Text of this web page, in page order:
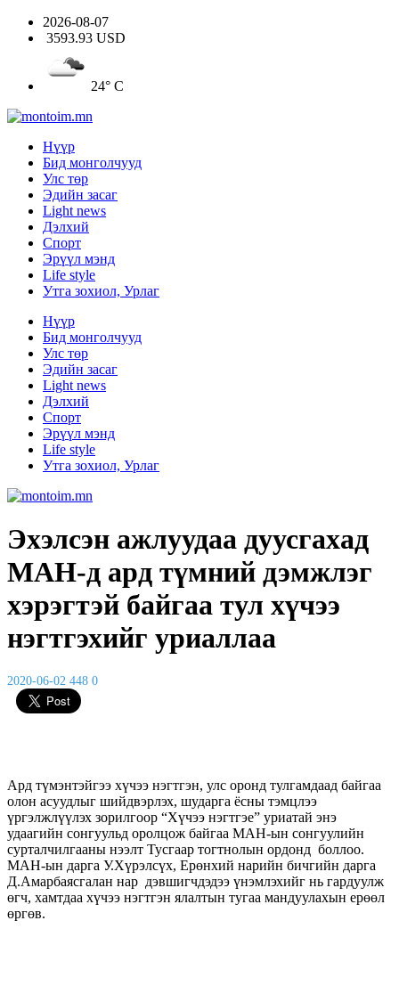
2026-08-07
3593.93 USD
24° C
Нүүр
Бид монголчууд
Улс төр
Эдийн засаг
Light news
Дэлхий
Спорт
Эрүүл мэнд
Life style
Утга зохиол, Урлаг
Нүүр
Бид монголчууд
Улс төр
Эдийн засаг
Light news
Дэлхий
Спорт
Эрүүл мэнд
Life style
Утга зохиол, Урлаг
Эхэлсэн ажлуудаа дуусгахад
МАН-д ард түмний дэмжлэг
хэрэгтэй байгаа тул хүчээ
нэгтгэхийг уриаллаа
2020-06-02 448 0
Ард түмэнтэйгээ хүчээ нэгтгэн, улс оронд тулгамдаад байгаа
олон асуудлыг шийдвэрлэх, шударга ёсны тэмцлээ
үргэлжлүүлэх зорилгоор “Хүчээ нэгтгэе” уриатай энэ
удаагийн сонгуульд оролцож байгаа МАН-ын сонгуулийн
сурталчилгааны нээлт Тусгаар тогтнолын ордонд боллоо.
МАН-ын дарга У.Хүрэлсүх, Ерөнхий нарийн бичгийн дарга
Д.Амарбаясгалан нар дэвшигчдэдээ үнэмлэхийг нь гардуулж
өгч, хамтдаа хүчээ нэгтгэн ялалтын тугаа мандуулахын ерөөл
өргөв.